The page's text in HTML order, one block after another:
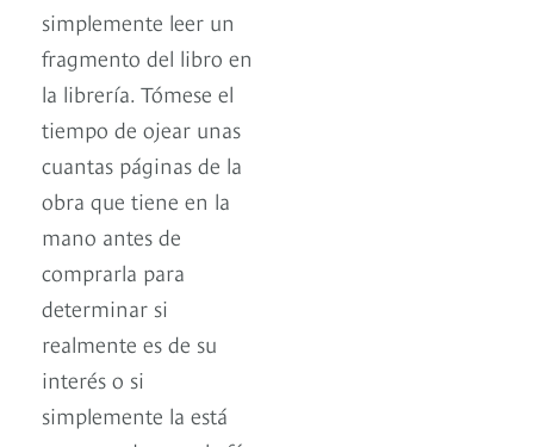
simplemente leer un
fragmento del libro en
la librería. Tómese el
tiempo de ojear unas
cuantas páginas de la
obra que tiene en la
mano antes de
comprarla para
determinar si
realmente es de su
interés o si
simplemente la está